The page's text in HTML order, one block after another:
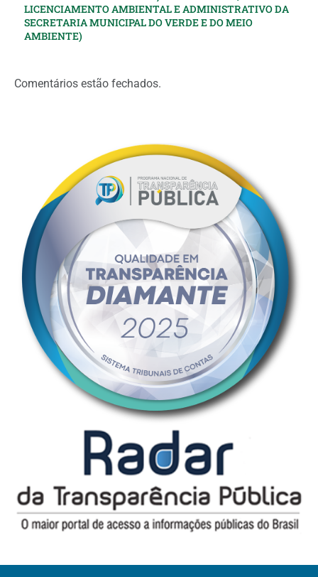
LICENCIAMENTO AMBIENTAL E ADMINISTRATIVO DA
SECRETARIA MUNICIPAL DO VERDE E DO MEIO
AMBIENTE)
Comentários estão fechados.